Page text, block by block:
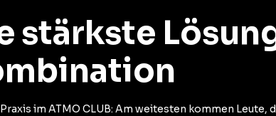
stärkste
im ATMO CLUB: Am weitesten kommen Leute,